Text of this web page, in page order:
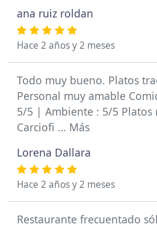
ana ruiz roldan
Hace 2 años y 2 meses
Todo muy bueno. Platos
Personal muy amable
5/5 | Ambiente : 5/5 Platos
Carciofi … Más
Lorena Dallara
Hace 2 años y 2 meses
Restaurante frecuentado